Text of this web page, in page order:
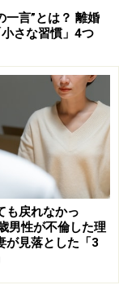
一言”とは？ 離婚
さな習慣」4つ
も戻れなかっ
男性が不倫した理
が見落とした「3